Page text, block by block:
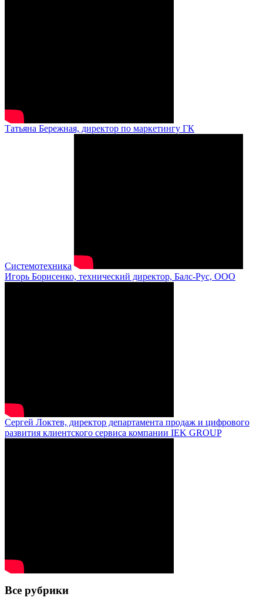
Татьяна Бережная, директор по маркетингу ГК
Системотехника
Игорь Борисенко, технический директор, Балс-Рус, ООО
Сергей Локтев, директор департамента продаж и цифрового
развития клиентского сервиса компании IEK GROUP
Все рубрики